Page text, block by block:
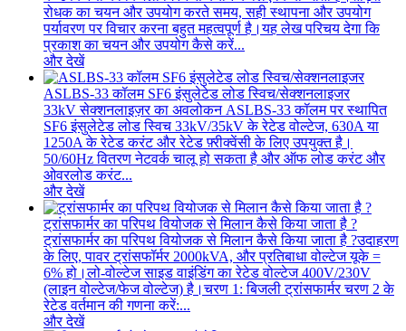
रोधक का चयन और उपयोग करते समय, सही स्थापना और उपयोग
पर्यावरण पर विचार करना बहुत महत्वपूर्ण है।यह लेख परिचय देगा कि
प्रकाश का चयन और उपयोग कैसे करें...
और देखें
ASLBS-33 कॉलम SF6 इंसुलेटेड लोड स्विच/सेक्शनलाइजर
33kV सेक्शनलाइज़र का अवलोकन ASLBS-33 कॉलम पर स्थापित
SF6 इंसुलेटेड लोड स्विच 33kV/35kV के रेटेड वोल्टेज, 630A या
1250A के रेटेड करंट और रेटेड फ़्रीक्वेंसी के लिए उपयुक्त है।
50/60Hz वितरण नेटवर्क चालू हो सकता है और ऑफ लोड करंट और
ओवरलोड करंट...
और देखें
ट्रांसफार्मर का परिपथ वियोजक से मिलान कैसे किया जाता है ?
ट्रांसफार्मर का परिपथ वियोजक से मिलान कैसे किया जाता है ?उदाहरण
के लिए, पावर ट्रांसफॉर्मर 2000kVA, और प्रतिबाधा वोल्टेज यूके =
6% हो।लो-वोल्टेज साइड वाइंडिंग का रेटेड वोल्टेज 400V/230V
(लाइन वोल्टेज/फेज वोल्टेज) है।चरण 1: बिजली ट्रांसफार्मर चरण 2 के
रेटेड वर्तमान की गणना करें:...
और देखें